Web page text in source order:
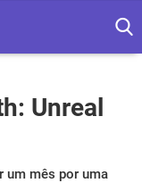
Unreal
um mês por uma